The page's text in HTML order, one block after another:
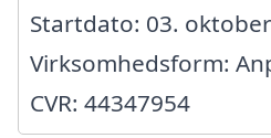
Startdato: 03.
Virksomhedsform:
CVR: 44347954